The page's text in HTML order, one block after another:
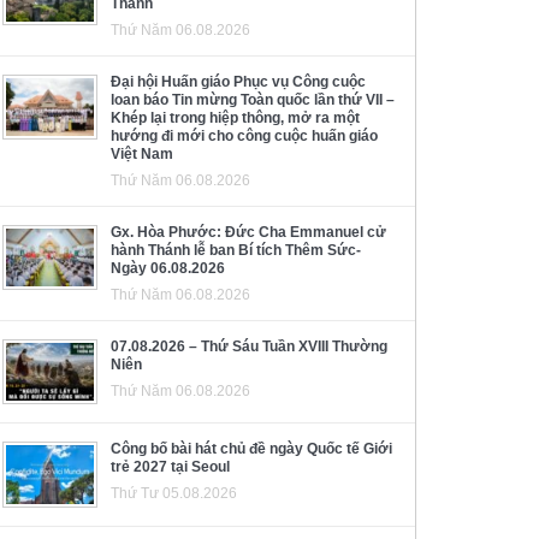
Thứ Năm 06.08.2026
Đại hội Huấn giáo Phục vụ Công cuộc
loan báo Tin mừng Toàn quốc lần thứ VII –
Khép lại trong hiệp thông, mở ra một
hướng đi mới cho công cuộc huấn giáo
Việt Nam
Thứ Năm 06.08.2026
Gx. Hòa Phước: Đức Cha Emmanuel cử
hành Thánh lễ ban Bí tích Thêm Sức-
Ngày 06.08.2026
Thứ Năm 06.08.2026
07.08.2026 – Thứ Sáu Tuần XVIII Thường
Niên
Thứ Năm 06.08.2026
Công bố bài hát chủ đề ngày Quốc tế Giới
trẻ 2027 tại Seoul
Thứ Tư 05.08.2026